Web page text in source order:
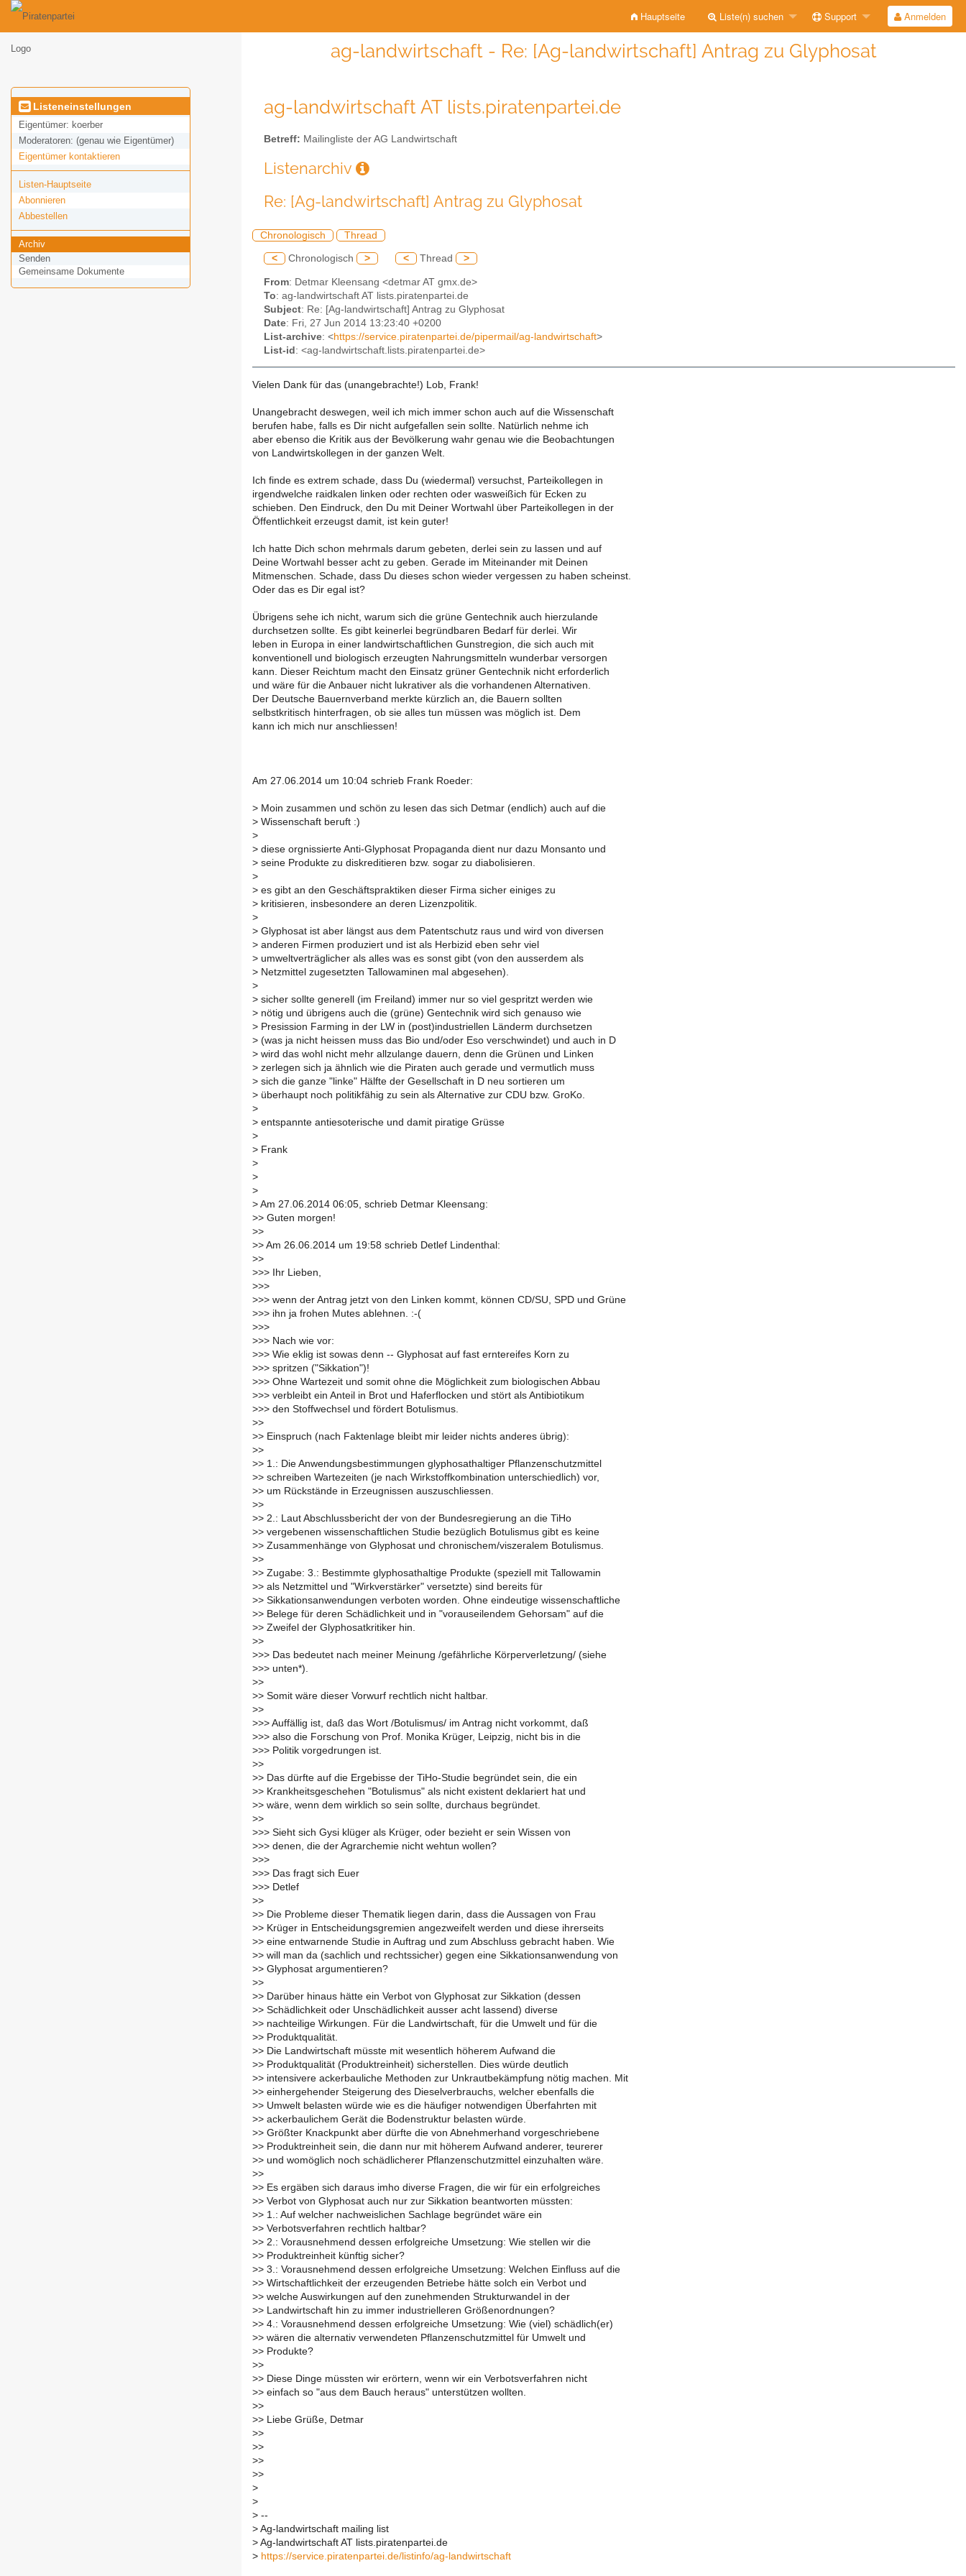
Hauptseite Liste(n) suchen Support Anmelden
ag-landwirtschaft - Re: [Ag-landwirtschaft] Antrag zu Glyphosat
Listeneinstellungen
Eigentümer: koerber
Moderatoren: (genau wie Eigentümer)
Eigentümer kontaktieren
Listen-Hauptseite
Abonnieren
Abbestellen
Archiv
Senden
Gemeinsame Dokumente
ag-landwirtschaft AT lists.piratenpartei.de
Betreff: Mailingliste der AG Landwirtschaft
Listenarchiv
Re: [Ag-landwirtschaft] Antrag zu Glyphosat
Chronologisch Thread
< Chronologisch > < Thread >
From: Detmar Kleensang <detmar AT gmx.de>
To: ag-landwirtschaft AT lists.piratenpartei.de
Subject: Re: [Ag-landwirtschaft] Antrag zu Glyphosat
Date: Fri, 27 Jun 2014 13:23:40 +0200
List-archive: <https://service.piratenpartei.de/pipermail/ag-landwirtschaft>
List-id : <ag-landwirtschaft.lists.piratenpartei.de>
Vielen Dank für das (unangebrachte!) Lob, Frank!
Unangebracht deswegen, weil ich mich immer schon auch auf die Wissenschaft
berufen habe, falls es Dir nicht aufgefallen sein sollte. Natürlich nehme ich
aber ebenso die Kritik aus der Bevölkerung wahr genau wie die Beobachtungen
von Landwirtskollegen in der ganzen Welt.
Ich finde es extrem schade, dass Du (wiedermal) versuchst, Parteikollegen in
irgendwelche raidkalen linken oder rechten oder wasweißich für Ecken zu
schieben. Den Eindruck, den Du mit Deiner Wortwahl über Parteikollegen in der
Öffentlichkeit erzeugst damit, ist kein guter!
Ich hatte Dich schon mehrmals darum gebeten, derlei sein zu lassen und auf
Deine Wortwahl besser acht zu geben. Gerade im Miteinander mit Deinen
Mitmenschen. Schade, dass Du dieses schon wieder vergessen zu haben scheinst.
Oder das es Dir egal ist?
Übrigens sehe ich nicht, warum sich die grüne Gentechnik auch hierzulande
durchsetzen sollte. Es gibt keinerlei begründbaren Bedarf für derlei. Wir
leben in Europa in einer landwirtschaftlichen Gunstregion, die sich auch mit
konventionell und biologisch erzeugten Nahrungsmitteln wunderbar versorgen
kann. Dieser Reichtum macht den Einsatz grüner Gentechnik nicht erforderlich
und wäre für die Anbauer nicht lukrativer als die vorhandenen Alternativen.
Der Deutsche Bauernverband merkte kürzlich an, die Bauern sollten
selbstkritisch hinterfragen, ob sie alles tun müssen was möglich ist. Dem
kann ich mich nur anschliessen!
Am 27.06.2014 um 10:04 schrieb Frank Roeder:
> Moin zusammen und schön zu lesen das sich Detmar (endlich) auch auf die
> Wissenschaft beruft :)
>
> diese orgnissierte Anti-Glyphosat Propaganda dient nur dazu Monsanto und
> seine Produkte zu diskreditieren bzw. sogar zu diabolisieren.
>
> es gibt an den Geschäftspraktiken dieser Firma sicher einiges zu
> kritisieren, insbesondere an deren Lizenzpolitik.
>
> Glyphosat ist aber längst aus dem Patentschutz raus und wird von diversen
> anderen Firmen produziert und ist als Herbizid eben sehr viel
> umweltverträglicher als alles was es sonst gibt (von den ausserdem als
> Netzmittel zugesetzten Tallowaminen mal abgesehen).
>
> sicher sollte generell (im Freiland) immer nur so viel gespritzt werden wie
> nötig und übrigens auch die (grüne) Gentechnik wird sich genauso wie
> Presission Farming in der LW in (post)industriellen Länderm durchsetzen
> (was ja nicht heissen muss das Bio und/oder Eso verschwindet) und auch in D
> wird das wohl nicht mehr allzulange dauern, denn die Grünen und Linken
> zerlegen sich ja ähnlich wie die Piraten auch gerade und vermutlich muss
> sich die ganze "linke" Hälfte der Gesellschaft in D neu sortieren um
> überhaupt noch politikfähig zu sein als Alternative zur CDU bzw. GroKo.
>
> entspannte antiesoterische und damit piratige Grüsse
>
> Frank
>
>
>
> Am 27.06.2014 06:05, schrieb Detmar Kleensang:
>> Guten morgen!
>>
>> Am 26.06.2014 um 19:58 schrieb Detlef Lindenthal:
>>
>>> Ihr Lieben,
>>>
>>> wenn der Antrag jetzt von den Linken kommt, können CD/SU, SPD und Grüne
>>> ihn ja frohen Mutes ablehnen. :-(
>>>
>>> Nach wie vor:
>>> Wie eklig ist sowas denn -- Glyphosat auf fast erntereifes Korn zu
>>> spritzen ("Sikkation")!
>>> Ohne Wartezeit und somit ohne die Möglichkeit zum biologischen Abbau
>>> verbleibt ein Anteil in Brot und Haferflocken und stört als Antibiotikum
>>> den Stoffwechsel und fördert Botulismus.
>>
>> Einspruch (nach Faktenlage bleibt mir leider nichts anderes übrig):
>>
>> 1.: Die Anwendungsbestimmungen glyphosathaltiger Pflanzenschutzmittel
>> schreiben Wartezeiten (je nach Wirkstoffkombination unterschiedlich) vor,
>> um Rückstände in Erzeugnissen auszuschliessen.
>>
>> 2.: Laut Abschlussbericht der von der Bundesregierung an die TiHo
>> vergebenen wissenschaftlichen Studie bezüglich Botulismus gibt es keine
>> Zusammenhänge von Glyphosat und chronischem/viszeralem Botulismus.
>>
>> Zugabe: 3.: Bestimmte glyphosathaltige Produkte (speziell mit Tallowamin
>> als Netzmittel und "Wirkverstärker" versetzte) sind bereits für
>> Sikkationsanwendungen verboten worden. Ohne eindeutige wissenschaftliche
>> Belege für deren Schädlichkeit und in "vorauseilendem Gehorsam" auf die
>> Zweifel der Glyphosatkritiker hin.
>>
>>> Das bedeutet nach meiner Meinung /gefährliche Körperverletzung/ (siehe
>>> unten*).
>>
>> Somit wäre dieser Vorwurf rechtlich nicht haltbar.
>>
>>> Auffällig ist, daß das Wort /Botulismus/ im Antrag nicht vorkommt, daß
>>> also die Forschung von Prof. Monika Krüger, Leipzig, nicht bis in die
>>> Politik vorgedrungen ist.
>>
>> Das dürfte auf die Ergebisse der TiHo-Studie begründet sein, die ein
>> Krankheitsgeschehen "Botulismus" als nicht existent deklariert hat und
>> wäre, wenn dem wirklich so sein sollte, durchaus begründet.
>>
>>> Sieht sich Gysi klüger als Krüger, oder bezieht er sein Wissen von
>>> denen, die der Agrarchemie nicht wehtun wollen?
>>>
>>> Das fragt sich Euer
>>> Detlef
>>
>> Die Probleme dieser Thematik liegen darin, dass die Aussagen von Frau
>> Krüger in Entscheidungsgremien angezweifelt werden und diese ihrerseits
>> eine entwarnende Studie in Auftrag und zum Abschluss gebracht haben. Wie
>> will man da (sachlich und rechtssicher) gegen eine Sikkationsanwendung von
>> Glyphosat argumentieren?
>>
>> Darüber hinaus hätte ein Verbot von Glyphosat zur Sikkation (dessen
>> Schädlichkeit oder Unschädlichkeit ausser acht lassend) diverse
>> nachteilige Wirkungen. Für die Landwirtschaft, für die Umwelt und für die
>> Produktqualität.
>> Die Landwirtschaft müsste mit wesentlich höherem Aufwand die
>> Produktqualität (Produktreinheit) sicherstellen. Dies würde deutlich
>> intensivere ackerbauliche Methoden zur Unkrautbekämpfung nötig machen. Mit
>> einhergehender Steigerung des Dieselverbrauchs, welcher ebenfalls die
>> Umwelt belasten würde wie es die häufiger notwendigen Überfahrten mit
>> ackerbaulichem Gerät die Bodenstruktur belasten würde.
>> Größter Knackpunkt aber dürfte die von Abnehmerhand vorgeschriebene
>> Produktreinheit sein, die dann nur mit höherem Aufwand anderer, teurerer
>> und womöglich noch schädlicherer Pflanzenschutzmittel einzuhalten wäre.
>>
>> Es ergäben sich daraus imho diverse Fragen, die wir für ein erfolgreiches
>> Verbot von Glyphosat auch nur zur Sikkation beantworten müssten:
>> 1.: Auf welcher nachweislichen Sachlage begründet wäre ein
>> Verbotsverfahren rechtlich haltbar?
>> 2.: Vorausnehmend dessen erfolgreiche Umsetzung: Wie stellen wir die
>> Produktreinheit künftig sicher?
>> 3.: Vorausnehmend dessen erfolgreiche Umsetzung: Welchen Einfluss auf die
>> Wirtschaftlichkeit der erzeugenden Betriebe hätte solch ein Verbot und
>> welche Auswirkungen auf den zunehmenden Strukturwandel in der
>> Landwirtschaft hin zu immer industrielleren Größenordnungen?
>> 4.: Vorausnehmend dessen erfolgreiche Umsetzung: Wie (viel) schädlich(er)
>> wären die alternativ verwendeten Pflanzenschutzmittel für Umwelt und
>> Produkte?
>>
>> Diese Dinge müssten wir erörtern, wenn wir ein Verbotsverfahren nicht
>> einfach so "aus dem Bauch heraus" unterstützen wollten.
>>
>> Liebe Grüße, Detmar
>>
>>
>>
>>
>
>
> --
> Ag-landwirtschaft mailing list
> Ag-landwirtschaft AT lists.piratenpartei.de
> https://service.piratenpartei.de/listinfo/ag-landwirtschaft